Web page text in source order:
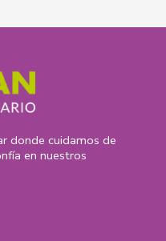
donde cuidamos de
en nuestros